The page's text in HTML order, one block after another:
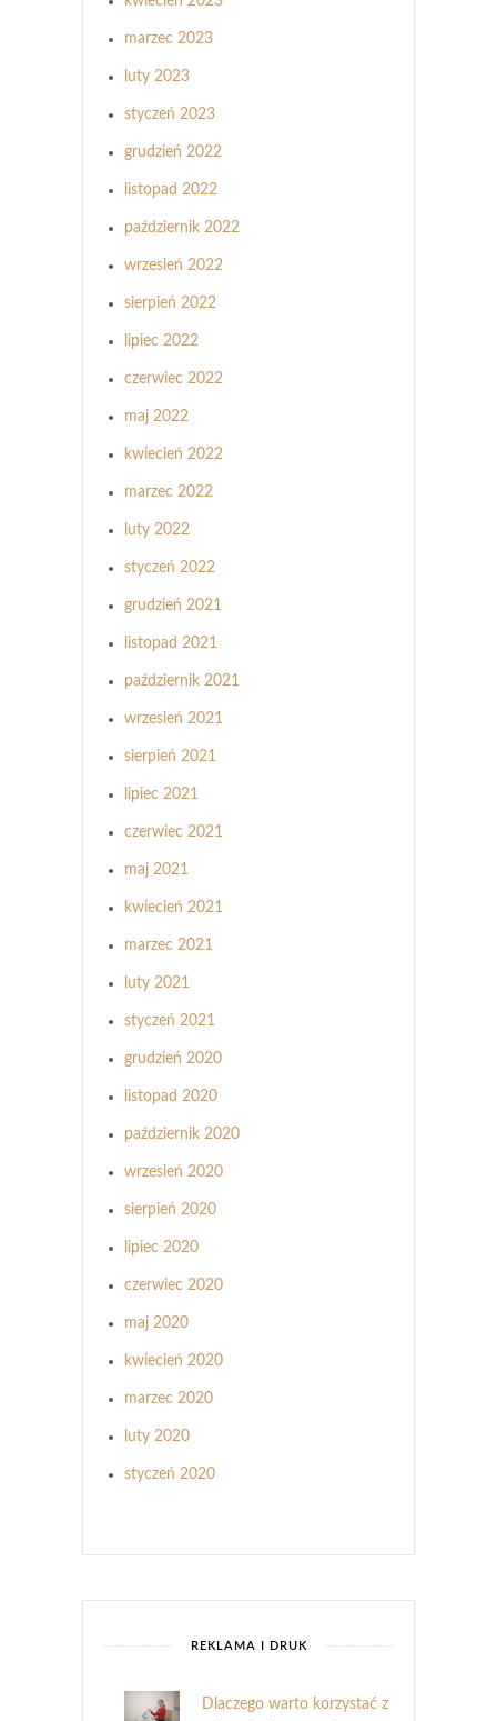
marzec 2023
luty 2023
styczeń 2023
grudzień 2022
listopad 2022
październik 2022
wrzesień 2022
sierpień 2022
lipiec 2022
czerwiec 2022
maj 2022
kwiecień 2022
marzec 2022
luty 2022
styczeń 2022
grudzień 2021
listopad 2021
październik 2021
wrzesień 2021
sierpień 2021
lipiec 2021
czerwiec 2021
maj 2021
kwiecień 2021
marzec 2021
luty 2021
styczeń 2021
grudzień 2020
listopad 2020
październik 2020
wrzesień 2020
sierpień 2020
lipiec 2020
czerwiec 2020
maj 2020
kwiecień 2020
marzec 2020
luty 2020
styczeń 2020
REKLAMA I DRUK
Dlaczego warto korzystać z